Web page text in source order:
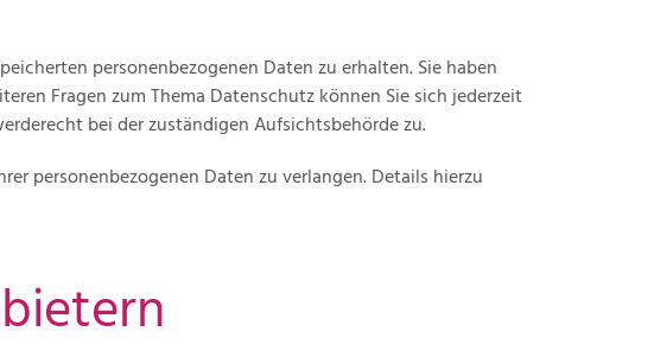
personenbezogenen Daten zu erhalten. Sie haben
Fragen zum Thema Datenschutz können Sie sich jederzeit
bei der zuständigen Aufsichtsbehörde zu.
personenbezogenen Daten zu verlangen. Details hierzu